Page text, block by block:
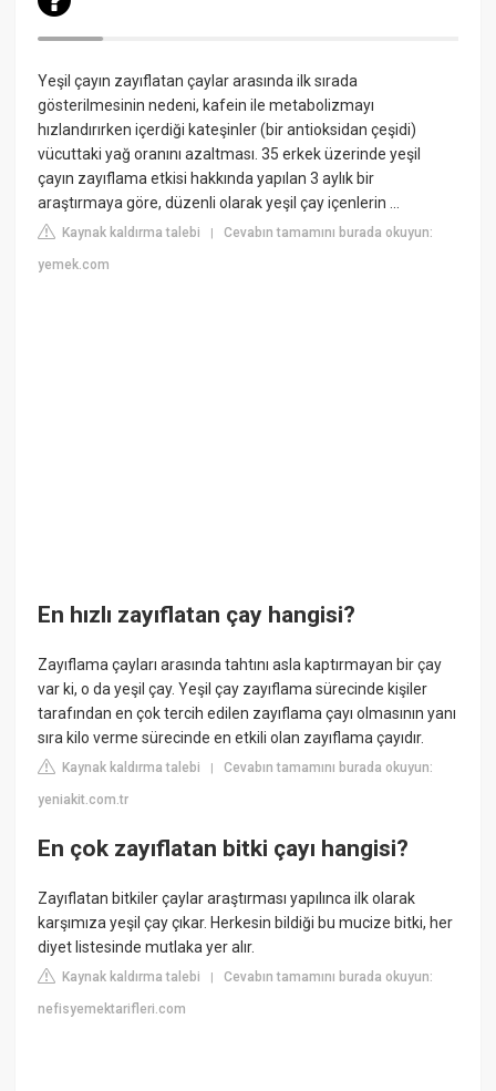
Yeşil çayın zayıflatan çaylar arasında ilk sırada
gösterilmesinin nedeni, kafein ile metabolizmayı
hızlandırırken içerdiği kateşinler (bir antioksidan çeşidi)
vücuttaki yağ oranını azaltması. 35 erkek üzerinde yeşil
çayın zayıflama etkisi hakkında yapılan 3 aylık bir
araştırmaya göre, düzenli olarak yeşil çay içenlerin ...
Kaynak kaldırma talebi |Cevabın tamamını burada okuyun:
yemek.com
En hızlı zayıflatan çay hangisi?
Zayıflama çayları arasında tahtını asla kaptırmayan bir çay
var ki, o da yeşil çay. Yeşil çay zayıflama sürecinde kişiler
tarafından en çok tercih edilen zayıflama çayı olmasının yanı
sıra kilo verme sürecinde en etkili olan zayıflama çayıdır.
Kaynak kaldırma talebi |Cevabın tamamını burada okuyun:
yeniakit.com.tr
En çok zayıflatan bitki çayı hangisi?
Zayıflatan bitkiler çaylar araştırması yapılınca ilk olarak
karşımıza yeşil çay çıkar. Herkesin bildiği bu mucize bitki, her
diyet listesinde mutlaka yer alır.
Kaynak kaldırma talebi |Cevabın tamamını burada okuyun:
nefisyemektarifleri.com